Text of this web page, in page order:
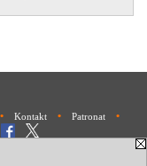
• Kontakt • Patronat •